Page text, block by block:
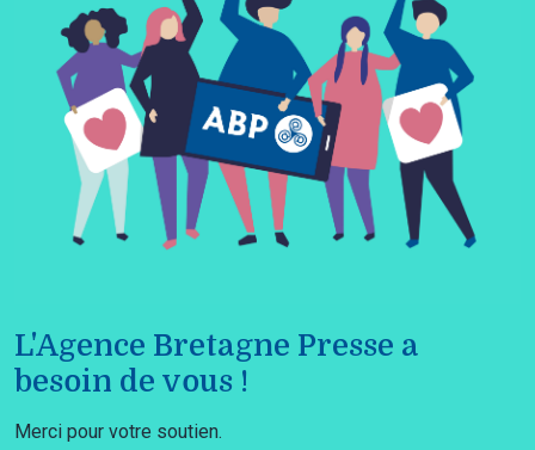
L'Agence Bretagne Presse a
besoin de vous !
Merci pour votre soutien.